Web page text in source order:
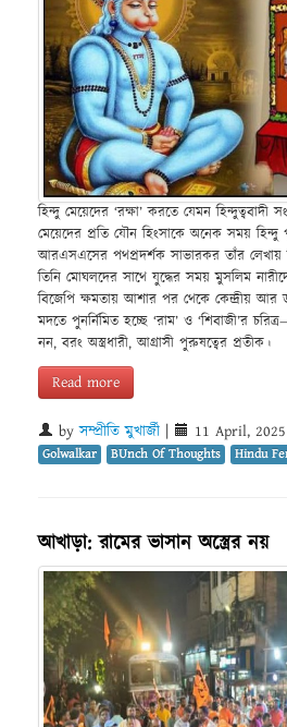
হিন্দু মেয়েদের ‘রক্ষা’ করতে যেমন
মেয়েদের প্রতি যৌন হিংসাকে অনেক সময় হিন্দু
আরএসএসের পথপ্রদর্শক সাভারকর তাঁর লেখায়
তিনি মোঘলদের সাথে যুদ্ধের সময় মুসলিম
বিজেপি ক্ষমতায় আশার পর থেকে কেন্দ্রীয় আর
মদতে পুনর্নিমিত হচ্ছে ‘রাম’ ও ‘শিবাজী’র
নন, বরং অস্ত্রধারী, আগ্রাসী পুরুষত্বের প্রতীক।
Read more
byসম্প্রীতি মুখার্জী 11 April, 2025
Golwalkar
BUnch Of Thoughts Hindu
আখাড়া: রামের ভাসান অস্ত্রের নয়